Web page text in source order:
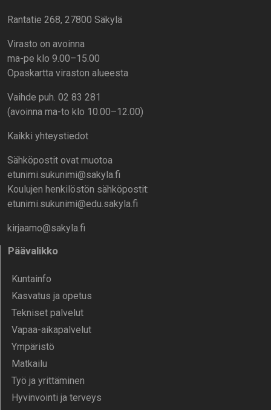
Rantatie 268, 27800 Säkylä
Virasto on avoinna
ma-pe klo 9.00–15.00
Opaskartta viraston alueesta
Vaihde puh. 02 83 281
(avoinna ma-to klo 10.00–12.00)
Kaikki yhteystiedot
Sähköpostit ovat muotoa
etunimi.sukunimi@sakyla.fi
Koulujen henkilöstön sähköpostit:
etunimi.sukunimi@edu.sakyla.fi
kirjaamo@sakyla.fi
Päävalikko
Kunta­info
Kasvatus ja opetus
Tekniset palvelut
Vapaa-aika­palvelut
Ympä­ristö
Mat­kailu
Työ ja yrittä­minen
Hyvinvointi ja terveys